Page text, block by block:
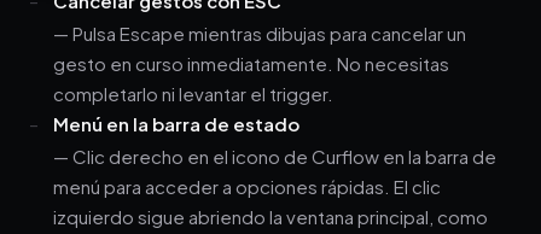
— Pulsa Escape mientras dibujas para cancelar un
gesto en curso inmediatamente. No necesitas
completarlo ni levantar el trigger.
Menú en la barra de estado
— Clic derecho en el icono de Curflow en la barra de
menú para acceder a opciones rápidas. El clic
izquierdo sigue abriendo la ventana principal, como